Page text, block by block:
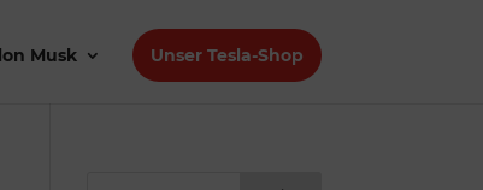
Musk Unser Tesla-Shop